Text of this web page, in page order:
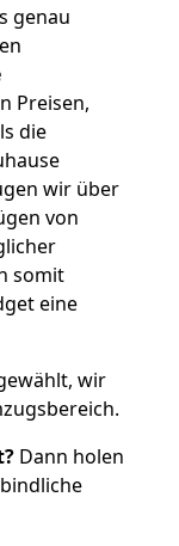
genau
Preisen,
die
wir über
von
somit
eine
wir
Dann holen